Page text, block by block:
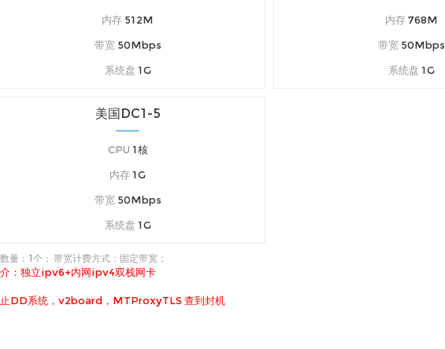
内存 512M
带宽 50Mbps
系统盘 1G
内存 768M
带宽 50Mbps
系统盘 1G
美国DC1-5
CPU 1核
内存1G
带宽 50Mbps
系统盘 1G
量： 1个 ； 带宽计费方式： 固定带宽；
：独立ipv6+内网ipv4双栈网卡
DD系统，v2board，MTProxyTLS 查到封机